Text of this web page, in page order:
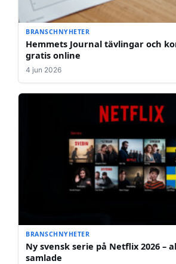
BRANSCHNYHETER
Hemmets Journal tävlingar och
gratis online
4 jun 2026
BRANSCHNYHETER
Ny svensk serie på Netflix 2026 –
samlade